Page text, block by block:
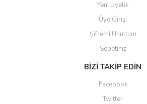
Yeni Üyelik
Üye Girişi
Şifremi Unuttum
Sepetiniz
BİZİ TAKİP EDİN
Facebook
Twitter